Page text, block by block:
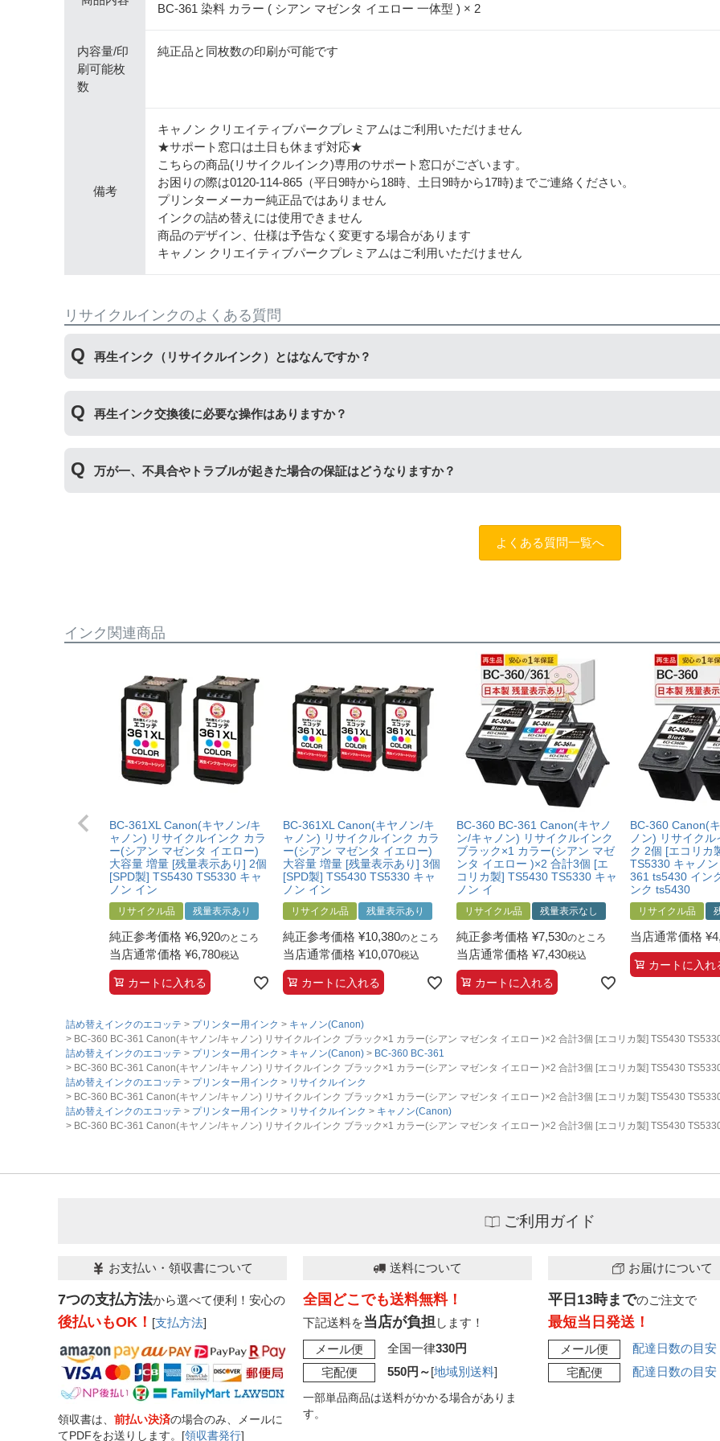
BC-361 染料 カラー ( シアン マゼンタ イエロー 一体型 ) × 2
内容量/印
刷可能枚
数
純正品と同枚数の印刷が可能です
備考
キャノン クリエイティブパークプレミアムはご利用いただけません
★サポート窓口は土日も休まず対応★
こちらの商品(リサイクルインク)専用のサポート窓口がございます。
お困りの際は0120-114-865（平日9時から18時、土日9時から17時)までご連絡ください。
プリンターメーカー純正品ではありません
インクの詰め替えには使用できません
商品のデザイン、仕様は予告なく変更する場合があります
キャノン クリエイティブパークプレミアムはご利用いただけません
リサイクルインクのよくある質問
再生インク（リサイクルインク）とはなんですか？
す。
再生インク交換後に必要な操作はありますか？
プボタンを5秒以上押していただくとご使用いただけます。
万が一、不具合やトラブルが起きた場合の保証はどうなりますか？
よくある質問一覧へ
インク関連商品
BC-361XL Canon(キヤノン/キ
ャノン) リサイクルインク カラ
ー(シアン マゼンタ イエロー)
大容量 増量 [残量表示あり] 2個
[SPD製] TS5430 TS5330 キャ
ノン イン
リサイクル品 残量表示あり
純正参考価格 ¥6,920のところ
当店通常価格 ¥6,780税込
カートに入れる
BC-361XL Canon(キヤノン/キ
ャノン) リサイクルインク カラ
ー(シアン マゼンタ イエロー)
大容量 増量 [残量表示あり] 3個
[SPD製] TS5430 TS5330 キャ
ノン イン
リサイクル品 残量表示あり
純正参考価格 ¥10,380のところ
当店通常価格 ¥10,070税込
カートに入れる
BC-360 BC-361 Canon(キヤノ
ン/キャノン) リサイクルインク
ブラック×1 カラー(シアン マゼ
ンタ イエロー )×2 合計3個 [エ
コリカ製] TS5430 TS5330 キャ
ノン イ
リサイクル品 残量表示なし
純正参考価格 ¥7,530のところ
当店通常価格 ¥7,430税込
カートに入れる
BC-360 Canon(
ノン) リサイク
ク 2個 [エコリカ
TS5330 キャノ
361 ts5430 イン
ンク ts5430
リサイクル品
当店通常価格 ¥
カートに入れ
詰め替えインクのエコッテ プリンター用インク
キャノン(Canon)
BC-360 BC-361 Canon(キヤノン/キャノン) リサイクルインク ブラック×1 カラー(シアン マゼンタ イエロー )×2 合計3個 [エコリカ製] TS5430
詰め替えインクのエコッテ
プリンター用インク キャノン(Canon)
BC-360 BC-361
BC-360 BC-361 Canon(キヤノン/キャノン) リサイクルインク ブラック×1 カラー(シアン マゼンタ イエロー )×2 合計3個 [エコリカ製] TS5430
詰め替えインクのエコッテ
プリンター用インク
リサイクルインク
BC-360 BC-361 Canon(キヤノン/キャノン) リサイクルインク ブラック×1 カラー(シアン マゼンタ イエロー )×2 合計3個 [エコリカ製] TS5430
詰め替えインクのエコッテ
プリンター用インク リサイクルインク
キャノン(Canon)
BC-360 BC-361 Canon(キヤノン/キャノン) リサイクルインク ブラック×1 カラー(シアン マゼンタ イエロー )×2 合計3個 [エコリカ製] TS5430
ご利用ガイド
お支払い・領収書について
7つの支払方法から選べて便利！安心の
後払いもOK！ [支払方法]
領収書は、 前払い決済の場合のみ、メールに
てPDFをお送りします。[領収書発行]
送料について
全国どこでも送料無料！
下記送料を当店が負担します！
メール便
全国一律330円
宅配便
550円～[地域別送料]
一部単品商品は送料がかかる場合がありま
す。
お届けについて
平日13時までのご注文で
最短当日発送！
メール便
配達日数の目安
宅配便
配達日数の目安